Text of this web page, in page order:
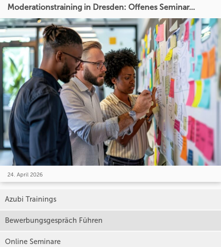
Moderationstraining in Dresden: Offenes Seminar...
24. April 2026
Azubi Trainings
Bewerbungsgespräch Führen
Online Seminare